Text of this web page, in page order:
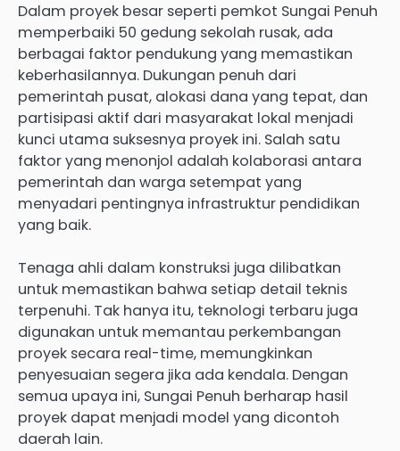
Dalam proyek besar seperti pemkot Sungai Penuh
memperbaiki 50 gedung sekolah rusak, ada
berbagai faktor pendukung yang memastikan
keberhasilannya. Dukungan penuh dari
pemerintah pusat, alokasi dana yang tepat, dan
partisipasi aktif dari masyarakat lokal menjadi
kunci utama suksesnya proyek ini. Salah satu
faktor yang menonjol adalah kolaborasi antara
pemerintah dan warga setempat yang
menyadari pentingnya infrastruktur pendidikan
yang baik.
Tenaga ahli dalam konstruksi juga dilibatkan
untuk memastikan bahwa setiap detail teknis
terpenuhi. Tak hanya itu, teknologi terbaru juga
digunakan untuk memantau perkembangan
proyek secara real-time, memungkinkan
penyesuaian segera jika ada kendala. Dengan
semua upaya ini, Sungai Penuh berharap hasil
proyek dapat menjadi model yang dicontoh
daerah lain.